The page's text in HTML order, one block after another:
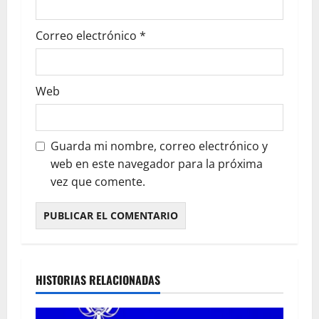
Correo electrónico *
Web
Guarda mi nombre, correo electrónico y
web en este navegador para la próxima
vez que comente.
HISTORIAS RELACIONADAS